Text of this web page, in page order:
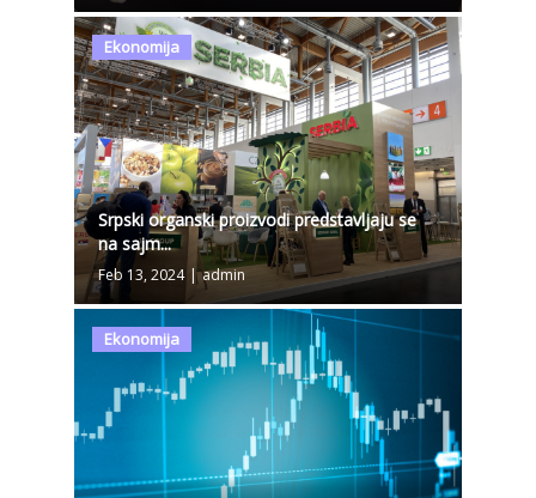
Ekonomija
Srpski organski proizvodi predstavljaju se
na sajm...
Feb 13, 2024 | admin
Ekonomija